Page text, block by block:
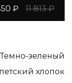
₽ 11 813 ₽
зеленый
хлопок